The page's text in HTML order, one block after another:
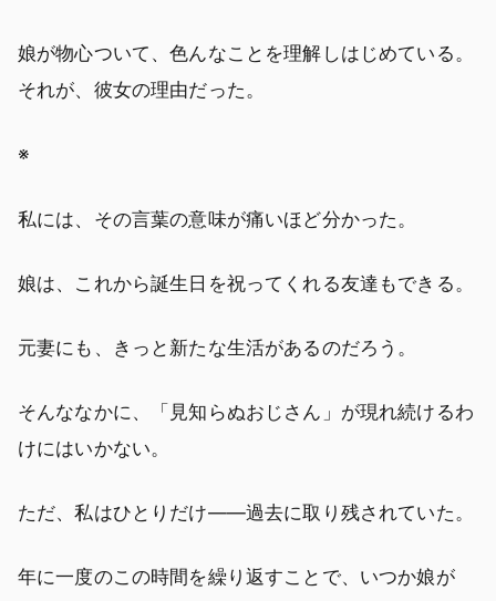
娘が物心ついて、色んなことを理解しはじめている。
それが、彼女の理由だった。
※
私には、その言葉の意味が痛いほど分かった。
娘は、これから誕生日を祝ってくれる友達もできる。
元妻にも、きっと新たな生活があるのだろう。
そんななかに、「見知らぬおじさん」が現れ続けるわ
けにはいかない。
ただ、私はひとりだけ――過去に取り残されていた。
年に一度のこの時間を繰り返すことで、いつか娘が